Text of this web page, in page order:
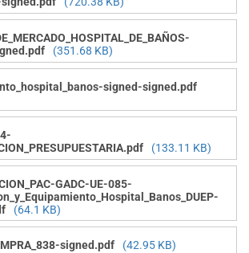
(351.68 KB)
signed-signed.pdf
(133.11 KB)
GADC-UE-085-
(64.1 KB)
signed.pdf (42.95 KB)